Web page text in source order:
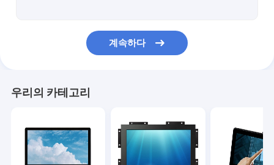
PCAP 터치 포일
TFT LCD 패널
표면 음파 터치 스크린
계속하다
우리의 카테고리